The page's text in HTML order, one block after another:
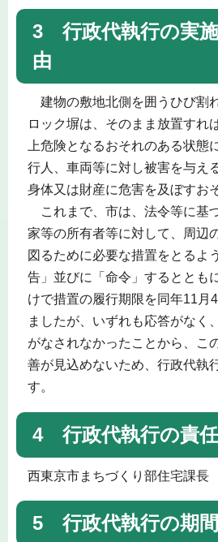
3 行政代執行の実
由
建物の敷地北側を囲うひび割
ロック塀は、そのまま放置すれ
上危険となるおそれのある状態
行人、車両等に対し被害を与え
身体又は財産に危害を及ぼすお
これまで、市は、法令等に基
家等の所有者等に対して、周辺
図るために必要な措置をとるよ
告」並びに「命令」するととも
けで措置の履行期限を同年11月
ましたが、いずれも応答がなく
がなされなかったことから、こ
善が見込めないため、行政代執
す。
4 行政代執行の責
西東京市まちづくり部住宅課長
5 行政代執行の期間